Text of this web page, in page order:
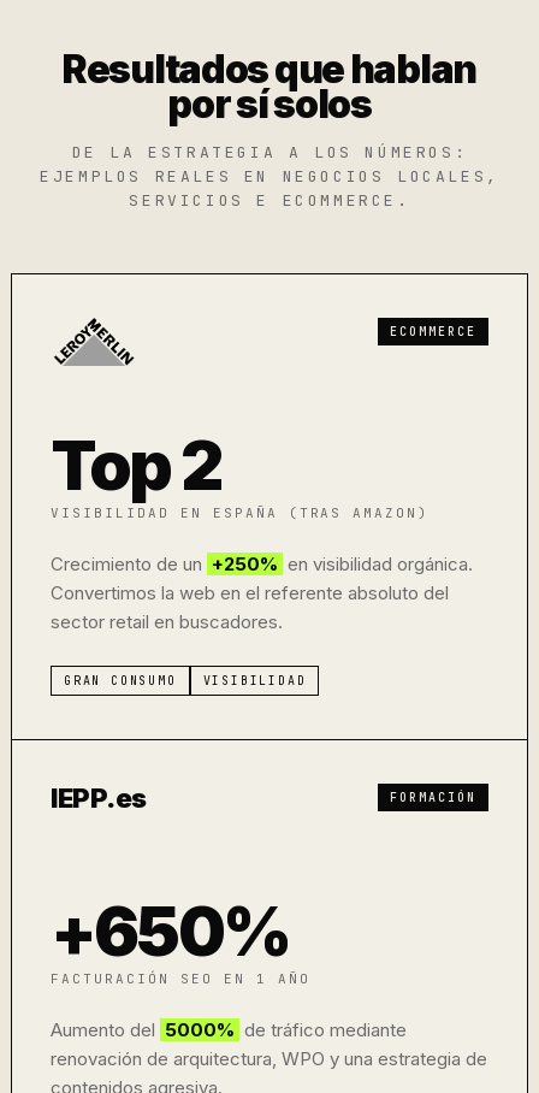
Resultados que hablan
por sí solos
DE LA ESTRATEGIA A LOS NÚMEROS:
EJEMPLOS REALES EN NEGOCIOS LOCALES,
SERVICIOS E ECOMMERCE.
ECOMMERCE
Top 2
VISIBILIDAD EN ESPAÑA (TRAS AMAZON)
Crecimiento de un +250% en visibilidad orgánica.
Convertimos la web en el referente absoluto del
sector retail en buscadores.
GRAN CONSUMO VISIBILIDAD
IEPP.es FORMACIÓN
+650%
FACTURACIÓN SEO EN 1 AÑO
Aumento del 5000% de tráfico mediante
renovación de arquitectura, WPO y una estrategia de
contenidos agresiva.